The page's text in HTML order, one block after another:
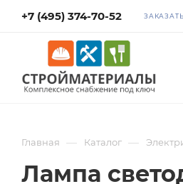
+7 (495) 374-70-52
Главная — Каталог —
Лампа